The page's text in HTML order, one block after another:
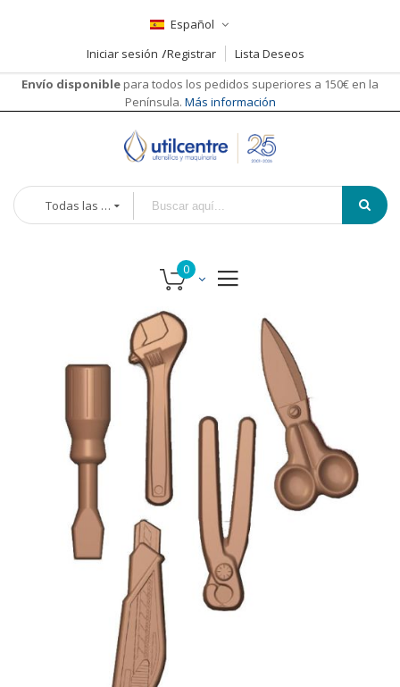
Español
Iniciar sesión
Registrar
Lista Deseos
Envío disponible para todos los pedidos superiores a 150€ en la
Península. Más información
Todas las categorías